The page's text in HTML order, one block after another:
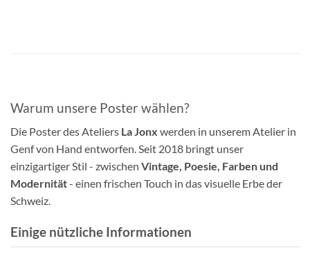
Warum unsere Poster wählen?
Die Poster des Ateliers La Jonx werden in unserem Atelier in
Genf von Hand entworfen. Seit 2018 bringt unser
einzigartiger Stil - zwischen Vintage, Poesie, Farben und
Modernität- einen frischen Touch in das visuelle Erbe der
Schweiz.
Einige nützliche Informationen